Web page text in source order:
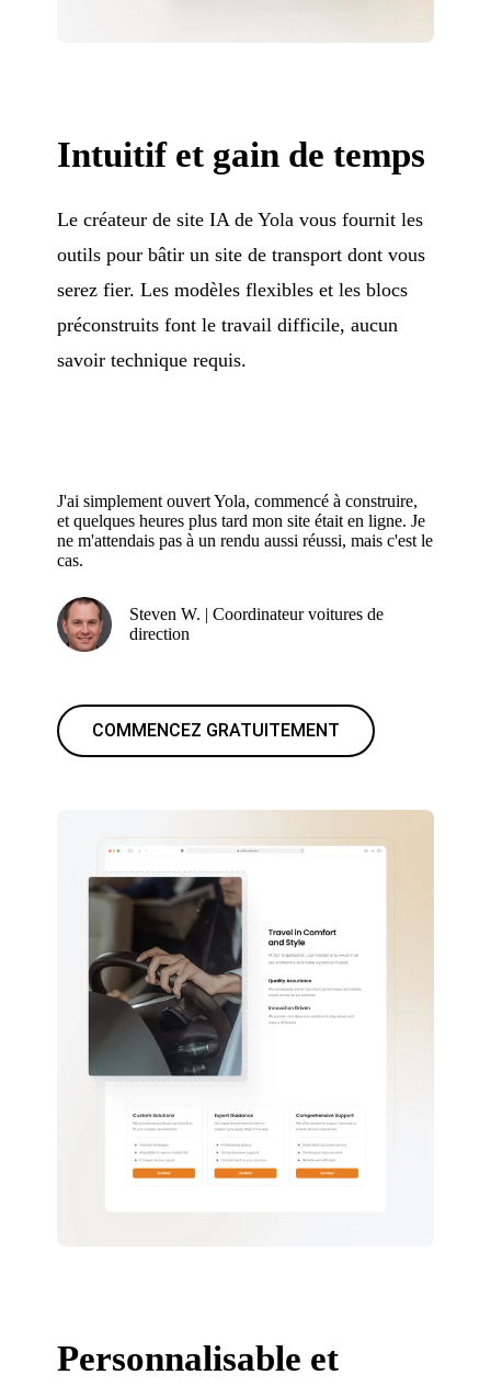
Intuitif et gain de temps
Le créateur de site IA de Yola vous fournit les
outils pour bâtir un site de transport dont vous
serez fier. Les modèles flexibles et les blocs
préconstruits font le travail difficile, aucun
savoir technique requis.
J'ai simplement ouvert Yola, commencé à construire,
et quelques heures plus tard mon site était en ligne. Je
ne m'attendais pas à un rendu aussi réussi, mais c'est le
cas.
Steven W. | Coordinateur voitures de
direction
COMMENCEZ GRATUITEMENT
Personnalisable et